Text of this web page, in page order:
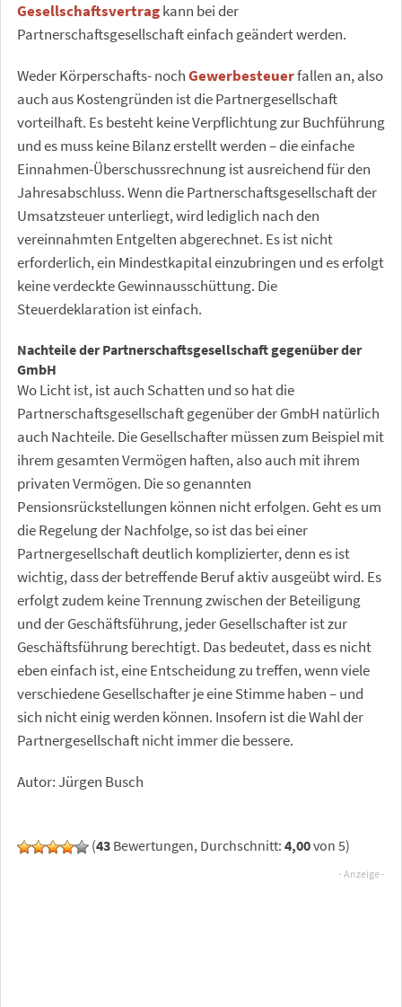
Gesellschaftsvertragkann bei der
Partnerschaftsgesellschaft einfach geändert werden.
Weder Körperschafts- nochGewerbesteuerfallen an, also
auch aus Kostengründen ist die Partnergesellschaft
vorteilhaft. Es besteht keine Verpflichtung zur Buchführung
und es muss keine Bilanz erstellt werden – die einfache
Einnahmen-Überschussrechnung ist ausreichend für den
Jahresabschluss. Wenn die Partnerschaftsgesellschaft der
Umsatzsteuer unterliegt, wird lediglich nach den
vereinnahmten Entgelten abgerechnet. Es ist nicht
erforderlich, ein Mindestkapital einzubringen und es erfolgt
keine verdeckte Gewinnausschüttung. Die
Steuerdeklaration ist einfach.
Nachteile der Partnerschaftsgesellschaft gegenüber der
GmbH
Wo Licht ist, ist auch Schatten und so hat die
Partnerschaftsgesellschaft gegenüber der GmbH natürlich
auch Nachteile. Die Gesellschafter müssen zum Beispiel mit
ihrem gesamten Vermögen haften, also auch mit ihrem
privaten Vermögen. Die so genannten
Pensionsrückstellungen können nicht erfolgen. Geht es um
die Regelung der Nachfolge, so ist das bei einer
Partnergesellschaft deutlich komplizierter, denn es ist
wichtig, dass der betreffende Beruf aktiv ausgeübt wird. Es
erfolgt zudem keine Trennung zwischen der Beteiligung
und der Geschäftsführung, jeder Gesellschafter ist zur
Geschäftsführung berechtigt. Das bedeutet, dass es nicht
eben einfach ist, eine Entscheidung zu treffen, wenn viele
verschiedene Gesellschafter je eine Stimme haben – und
sich nicht einig werden können. Insofern ist die Wahl der
Partnergesellschaft nicht immer die bessere.
Autor: Jürgen Busch
(43 Bewertungen, Durchschnitt: 4,00von 5)